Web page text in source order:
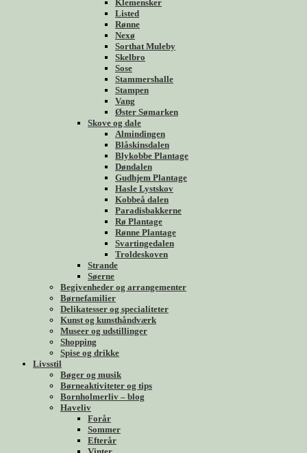
Klemensker
Listed
Rønne
Nexø
Sorthat Muleby
Skelbro
Sose
Stammershalle
Stampen
Vang
Øster Sømarken
Skove og dale
Almindingen
Blåskinsdalen
Blykobbe Plantage
Døndalen
Gudhjem Plantage
Hasle Lystskov
Kobbeå dalen
Paradisbakkerne
Rø Plantage
Rønne Plantage
Svartingedalen
Troldeskoven
Strande
Søerne
Begivenheder og arrangementer
Børnefamilier
Delikatesser og specialiteter
Kunst og kunsthåndværk
Museer og udstillinger
Shopping
Spise og drikke
Livsstil
Bøger og musik
Børneaktiviteter og tips
Bornholmerliv – blog
Haveliv
Forår
Sommer
Efterår